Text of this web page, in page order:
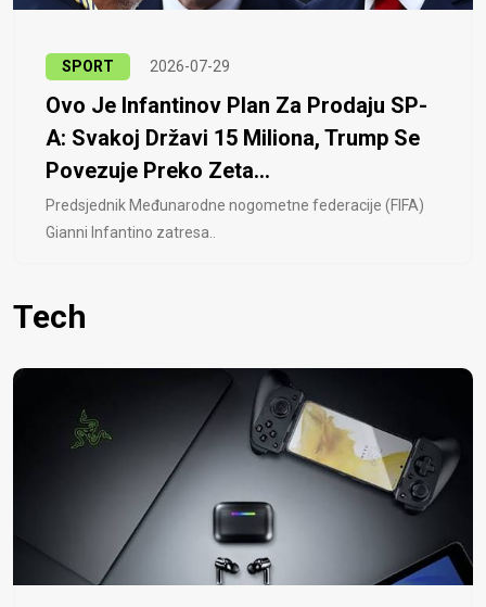
SPORT 2026-07-29
Ovo Je Infantinov Plan Za Prodaju SP-
A: Svakoj Državi 15 Miliona, Trump Se
Povezuje Preko Zeta...
Predsjednik Međunarodne nogometne federacije (FIFA)
Gianni Infantino zatresa..
Tech